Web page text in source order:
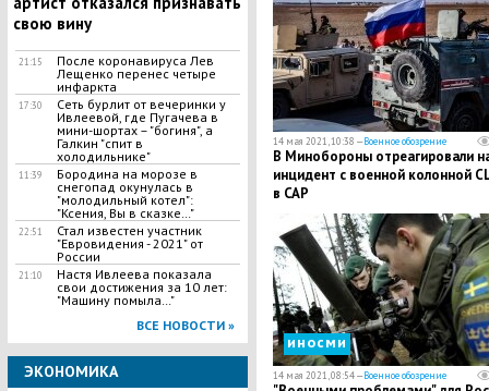
свою вину
21:15
После коронавируса Лев
Лещенко перенес четыре
инфаркта
17:30
Сеть бурлит от вечеринки у
Ивлеевой, где Пугачева в
мини-шортах – "богиня", а
Галкин "спит в
холодильнике"
11:39
Бородина на морозе в
снегопад окунулась в
"молодильный котел":
"Ксения, Вы в сказке…"
22:51
Стал известен участник
"Евровидения - 2021" от
России
21:10
Настя Ивлеева показала
свои достижения за 10 лет:
"Машину помыла…"
ВСЕ НОВОСТИ »
ЭКОНОМИКА
14 мая 2021, 10:38 —Военное обозрение
В Минобороны отреагировали
инцидент с военной колонной
в САР
иносми
14 мая 2021, 08:54 —Военное обозрение